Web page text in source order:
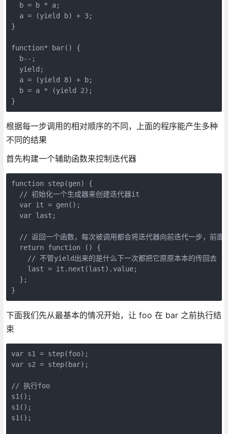
b = b * a;
a = (yield b) + 3;
}
function* bar() {
b--;
yield;
a = (yield 8) + b;
b = a * (yield 2);
}
根据每一步调用的相对顺序的不同，上面的程序能产生多种
不同的结果
首先构建一个辅助函数来控制迭代器
function step(gen) {
// 初始化一个生成器来创建迭代器it
var it = gen();
var last;
// 返回一个函数，每次被调用都会将迭代器向前迭代一步，前
return function () {
// 不管yield出来的是什么下一次都把它原原本本的传回去
last = it.next(last).value;
};
}
下面我们先从最基本的情况开始，让 foo 在 bar 之前执行结
束
var s1 = step(foo);
var s2 = step(bar);
// 执行foo
s1();
s1();
s1();